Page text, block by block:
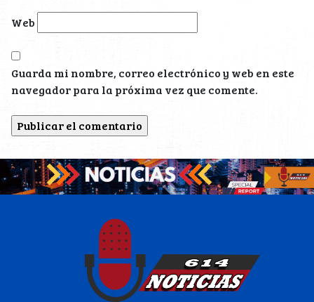
Web
Guarda mi nombre, correo electrónico y web en este
navegador para la próxima vez que comente.